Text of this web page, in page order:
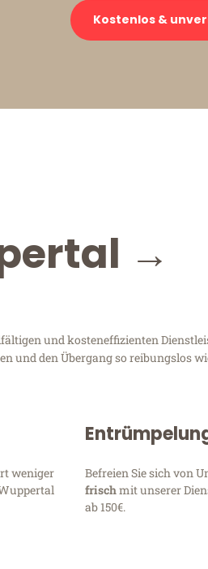
Kostenlos &
→
und kosteneffizienten
und den Übergang so reibungslos
weniger
Befreien Sie sich von
frischmit unserer
ab 150€.